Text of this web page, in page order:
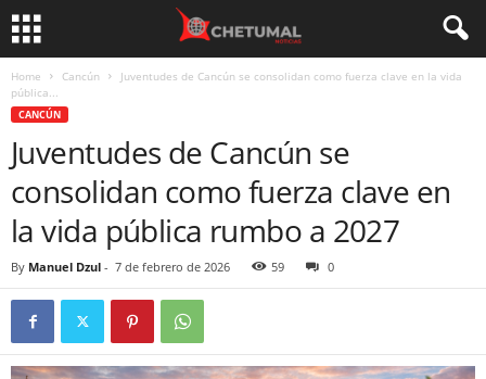
Home Cancún
Juventudes de Cancún se consolidan como fuerza clave en la vida
pública...
CANCÚN
Juventudes de Cancún se
consolidan como fuerza clave en
la vida pública rumbo a 2027
By Manuel Dzul - 7 de febrero de 2026 59 0